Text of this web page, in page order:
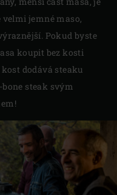
jemné maso,
Pokud byste
koupit bez kosti
dodává steaku
steak svým